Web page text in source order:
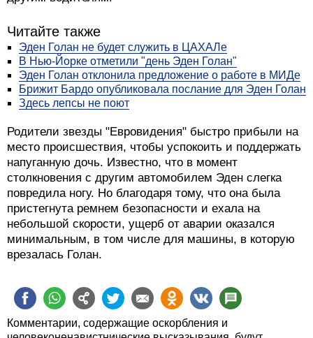
Читайте также
Эден Голан не будет служить в ЦАХАЛе
В Нью-Йорке отметили "день Эден Голан"
Эден Голан отклонила предложение о работе в МИДе
Брижит Бардо опубликовала послание для Эден Голан
Здесь лепсы не поют
Родители звезды "Евровидения" быстро прибыли на
место происшествия, чтобы успокоить и поддержать
напуганную дочь. Известно, что в момент
столкновения с другим автомобилем Эден слегка
повредила ногу. Но благодаря тому, что она была
пристегнута ремнем безопасности и ехала на
небольшой скорости, ущерб от аварии оказался
минимальным, в том числе для машины, в которую
врезалась Голан.
Комментарии, содержащие оскорбления и